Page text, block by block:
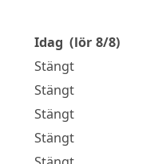
Idag (lör 8/8)
Stängt
Stängt
Stängt
Stängt